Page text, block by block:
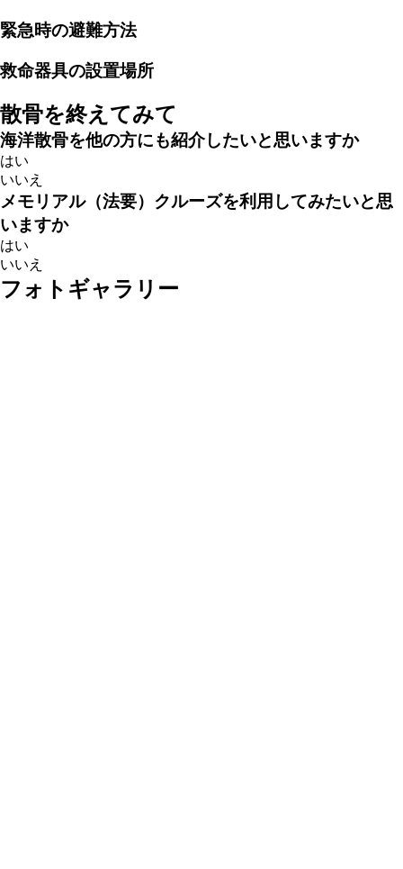
緊急時の避難方法
救命器具の設置場所
散骨を終えてみて
海洋散骨を他の方にも紹介したいと思いますか
はい
いいえ
メモリアル（法要）クルーズを利用してみたいと思
いますか
はい
いいえ
フォトギャラリー